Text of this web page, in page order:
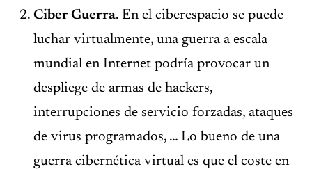
Ciber Guerra. En el ciberespacio se puede
luchar virtualmente, una guerra a escala
mundial en Internet podría provocar un
despliege de armas de hackers,
interrupciones de servicio forzadas, ataques
de virus programados, … Lo bueno de una
guerra cibernética virtual es que el coste en